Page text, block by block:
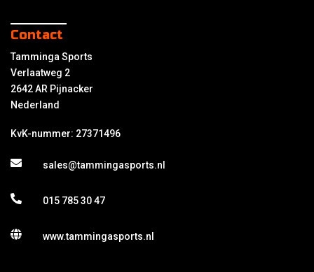
Contact
Tamminga Sports
Verlaatweg 2
2642 AR Pijnacker
Nederland
KvK-nummer: 27371496
sales@tammingasports.nl
015 785 30 47
www.tammingasports.nl